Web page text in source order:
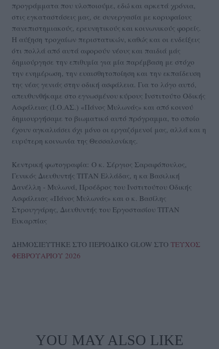
προγράμματα που υλοποιούμε, εδώ και αρκετά χρόνια,
στις εγκαταστάσεις μας, σε συνεργασία με κορυφαίους
πανεπιστημιακούς, ερευνητικούς και κοινωνικούς φορείς.
Η αύξηση τροχαίων περιστατικών, καθώς και οι ενδείξεις
ότι πολλά από αυτά αφορούν νέους και παιδιά μάς
δημιούργησε την επιθυμία για μία παρέμβαση με στόχο
την ενημέρωση, την ευαισθητοποίηση και την εκπαίδευση
της νέας γενιάς στην οδική ασφάλεια. Για το λόγο αυτό,
απευθυνθήκαμε στο εγνωσμένου κύρους Ινστιτούτο Οδικής
Ασφάλειας (Ι.Ο.ΑΣ.) «Πάνος Μυλωνάς» και από κοινού
δημιουργήσαμε το βιωματικό αυτό πρόγραμμα, το οποίο
έχουν αγκαλιάσει όχι μόνο οι εργαζόμενοί μας, αλλά και η
ευρύτερη κοινωνία της Θεσσαλονίκης.
Κεντρική φωτογραφία: Ο κ. Σέργιος Σαραφόπουλος,
Γενικός Διευθυντής ΤΙΤΑΝ Ελλάδας, η κα Βασιλική
Δανέλλη - Μυλωνά, Προέδρος του Ινστιτούτου Οδικής
Ασφάλειας «Πάνος Μυλωνάς» και ο κ. Βασίλης
Στρουγγάρης, Διευθυντής του Εργοστασίου ΤΙΤΑΝ
Ευκαρπίας
ΔΗΜΟΣΙΕΥΤΗΚΕ ΣΤΟ ΠΕΡΙΟΔΙΚΟ GLOW ΣΤΟ ΤΕΥΧΟΣ
ΦΕΒΡΟΥΑΡΙΟΥ 2026
YOU MAY ALSO LIKE